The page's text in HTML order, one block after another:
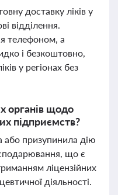
доставку ліків у
відділення.
телефоном, а
і безкоштовно,
у регіонах без
органів щодо
підприємств?
призупинила дію
що є
ліцензійних
діяльності.